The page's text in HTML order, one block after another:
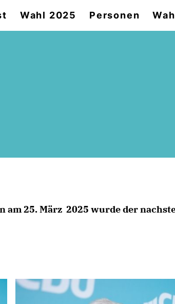
Wahl 2025 Personen
25. März 2025 wurde der